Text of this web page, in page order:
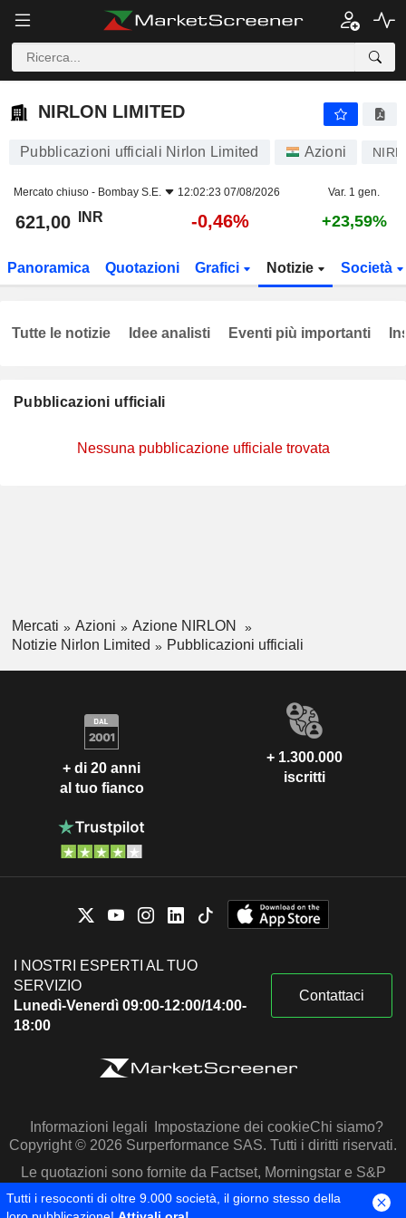
NIRLON LIMITED
NIRLON LIMITED
Pubblicazioni ufficiali Nirlon Limited Azioni
Mercato chiuso - Bombay S.E. 12:02:23 07/08/2026 Var. 1 gen.
621,00 INR -0,46% +23,59%
Panoramica Quotazioni Grafici Notizie Società
Pubblicazioni ufficiali
Nessuna pubblicazione ufficiale trovata
Tutte le notizie Idee analisti Eventi più importanti
Mercati Azioni
Azione NIRLON
Notizie Nirlon Limited
Pubblicazioni ufficiali
+ di 20 anni
al tuo fianco
+ 1.300.000
iscritti
I NOSTRI ESPERTI AL TUO
SERVIZIO
Lunedì-Venerdì 09:00-12:00/14:00-
18:00
Contattaci
Informazioni legali Impostazione dei cookieChi siamo?
Copyright © 2026 Surperformance SAS. Tutti i diritti riservati.
Le quotazioni sono fornite da Factset, Morningstar e S&P
Capital IQ
Tutti i resoconti di oltre 9.000 società, il giorno stesso della